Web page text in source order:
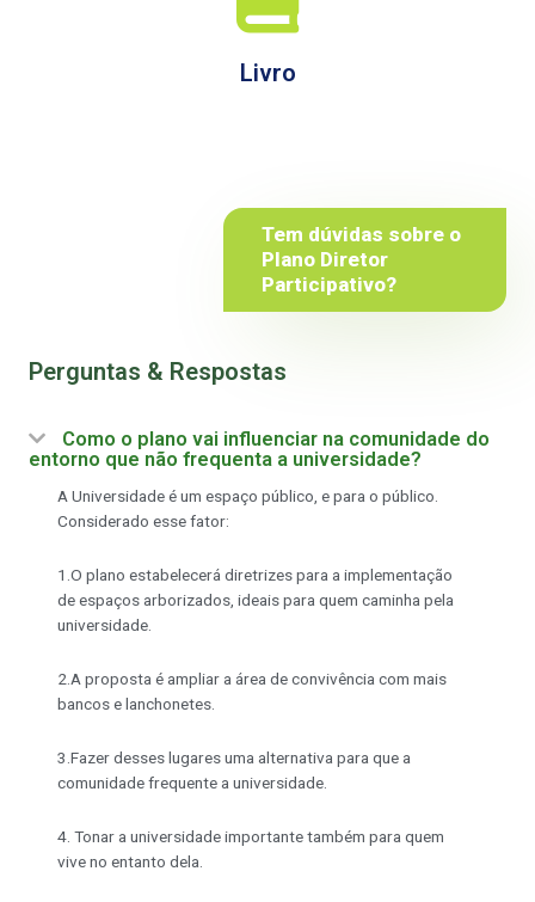
Livro
Tem dúvidas sobre o
Plano Diretor
Participativo?
Perguntas & Respostas
Como o plano vai influenciar na comunidade do
entorno que não frequenta a universidade?
A Universidade é um espaço público, e para o público.
Considerado esse fator:
1.O plano estabelecerá diretrizes para a implementação
de espaços arborizados, ideais para quem caminha pela
universidade.
2.A proposta é ampliar a área de convivência com mais
bancos e lanchonetes.
3.Fazer desses lugares uma alternativa para que a
comunidade frequente a universidade.
4. Tonar a universidade importante também para quem
vive no entanto dela.